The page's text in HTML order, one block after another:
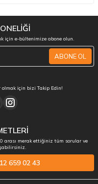
için e-bültenimize abone olun.
ABONE OL
için bizi Takip Edin!
arası merak ettiğiniz tüm sorular ve
659 02 43